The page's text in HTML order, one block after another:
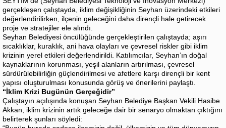
gerçekleşen çalıştayda, iklim değişikliğinin Seyhan üzerindeki etkileri
değerlendirilirken, ilçenin geleceğini daha dirençli hale getirecek
proje ve stratejiler ele alındı.
Seyhan Belediyesi öncülüğünde gerçekleştirilen çalıştayda; aşırı
sıcaklıklar, kuraklık, ani hava olayları ve çevresel riskler gibi iklim
krizinin yerel etkileri değerlendirildi. Katılımcılar, Seyhan’ın doğal
kaynaklarının korunması, yeşil alanların artırılması, çevresel
sürdürülebilirliğin güçlendirilmesi ve afetlere karşı dirençli bir kent
yapısı oluşturulması konusunda görüş ve önerilerini paylaştı.
“İklim Krizi Bugünün Gerçeğidir”
Çalıştayın açılışında konuşan Seyhan Belediye Başkan Vekili Hasibe
Akkan, iklim krizinin artık geleceğe dair bir senaryo olmaktan çıktığını
belirterek şunları söyledi: